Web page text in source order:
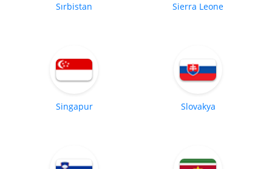
Sırbistan Sierra Leone
Singapur Slovakya